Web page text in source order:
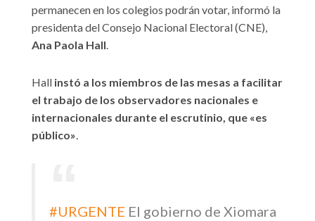
permanecen en los colegios podrán votar, informó la
presidenta del Consejo Nacional Electoral (CNE),
Ana Paola Hall.
Hall instó a los miembros de las mesas a facilitar
el trabajo de los observadores nacionales e
internacionales durante el escrutinio, que «es
público».
#URGENTE El gobierno de Xiomara